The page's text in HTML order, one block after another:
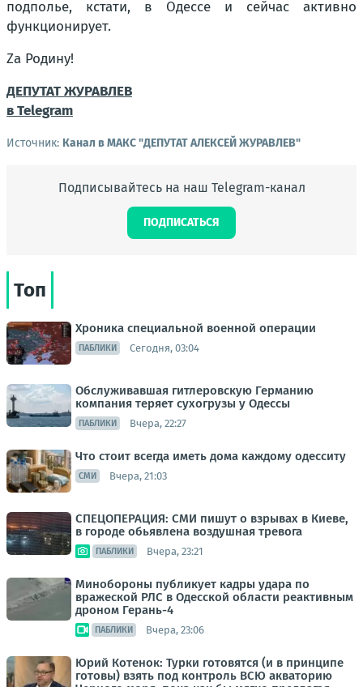
подполье, кстати, в Одессе и сейчас активно
функционирует.
Za Родину!
ДЕПУТАТ ЖУРАВЛЕВ
в Telegram
Источник: Канал в МАКС "ДЕПУТАТ АЛЕКСЕЙ ЖУРАВЛЕВ"
Подписывайтесь на наш Telegram-канал
ПОДПИСАТЬСЯ
Топ
Хроника специальной военной операции
ПАБЛИКИ Сегодня, 03:04
Обслуживавшая гитлеровскую Германию
компания теряет сухогрузы у Одессы
ПАБЛИКИ Вчера, 22:27
Что стоит всегда иметь дома каждому одесситу
СМИ Вчера, 21:03
СПЕЦОПЕРАЦИЯ: СМИ пишут о взрывах в Киеве,
в городе обьявлена воздушная тревога
ПАБЛИКИ Вчера, 23:21
Минобороны публикует кадры удара по
вражеской РЛС в Одесской области реактивным
дроном Герань-4
ПАБЛИКИ Вчера, 23:06
Юрий Котенок: Турки готовятся (и в принципе
готовы) взять под контроль ВСЮ акваторию